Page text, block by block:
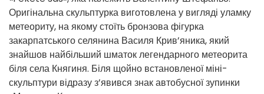
Оригінальна скульптурка виготовлена у вигляді уламку
метеориту, на якому стоїть бронзова фігурка
закарпатського селянина Василя Крив’яника, який
знайшов найбільший шматок легендарного метеорита
біля села Княгиня. Біля щойно встановленої міні-
скульптури відразу з’явився знак автобусної зупинки